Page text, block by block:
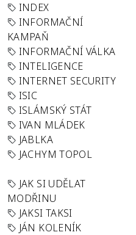
INDEX
INFORMAČNÍ
KAMPAŇ
INFORMAČNÍ VÁLKA
INTELIGENCE
INTERNET SECURITY
ISIC
ISLÁMSKÝ STÁT
IVAN MLÁDEK
JABLKA
JACHYM TOPOL
JAK SI UDĚLAT
MODŘINU
JAKSI TAKSI
JÁN KOLENÍK